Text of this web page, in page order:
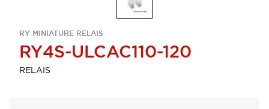
RY MINIATURE RELAIS
RY4S-ULCAC110-120
RELAIS